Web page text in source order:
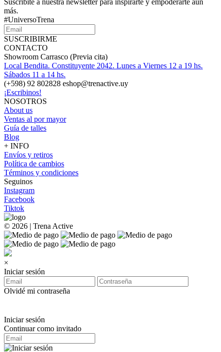
Suscribite a nuestra newsletter para inspirarte y empoderarte aún
más.
#UniversoTrena
SUSCRIBIRME
CONTACTO
Showroom Carrasco (Previa cita)
Local Bendita. Constituyente 2042. Lunes a Viernes 12 a 19 hs.
Sábados 11 a 14 hs.
(+598) 92 802828 eshop@trenactive.uy
¡Escribinos!
NOSOTROS
About us
Ventas al por mayor
Guía de talles
Blog
+ INFO
Envíos y retiros
Política de cambios
Términos y condiciones
Seguinos
Instagram
Facebook
Tiktok
© 2026 | Trena Active
×
Iniciar sesión
Olvidé mi contraseña
Iniciar sesión
Continuar como invitado